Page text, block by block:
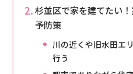
杉並区で家を建てたい
予防策
川の近くや旧水田エ
行う